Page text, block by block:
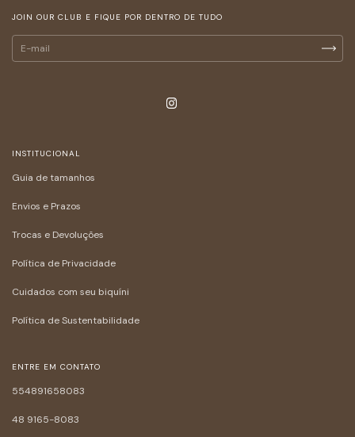
JOIN OUR CLUB E FIQUE POR DENTRO DE TUDO
INSTITUCIONAL
Guia de tamanhos
Envios e Prazos
Trocas e Devoluções
Política de Privacidade
Cuidados com seu biquíni
Política de Sustentabilidade
ENTRE EM CONTATO
554891658083
48 9165-8083